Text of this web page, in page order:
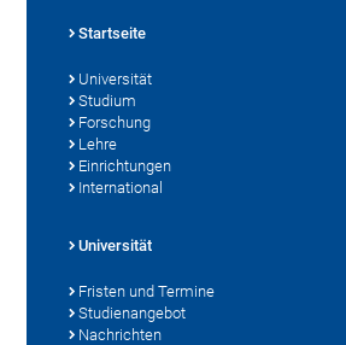
Startseite
Universität
Studium
Forschung
Lehre
Einrichtungen
International
Universität
Fristen und Termine
Studienangebot
Nachrichten